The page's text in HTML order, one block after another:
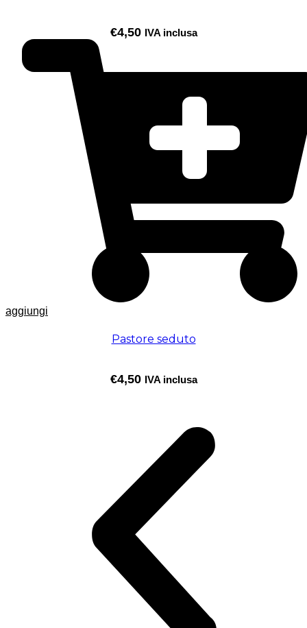
€4,50 IVA inclusa
aggiungi
Pastore seduto
€4,50 IVA inclusa